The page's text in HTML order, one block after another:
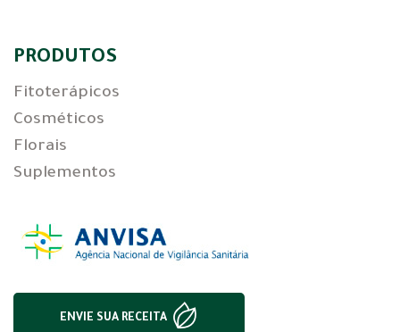
PRODUTOS
Fitoterápicos
Cosméticos
Florais
Suplementos
ENVIE SUA RECEITA